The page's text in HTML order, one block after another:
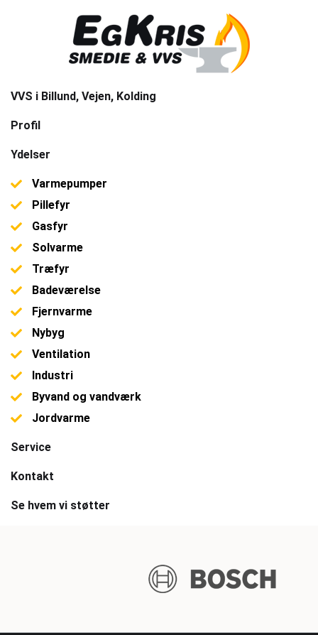
VVS i Billund, Vejen, Kolding
Profil
Ydelser
Varmepumper
Pillefyr
Gasfyr
Solvarme
Træfyr
Badeværelse
Fjernvarme
Nybyg
Ventilation
Industri
Byvand og vandværk
Jordvarme
Service
Kontakt
Se hvem vi støtter